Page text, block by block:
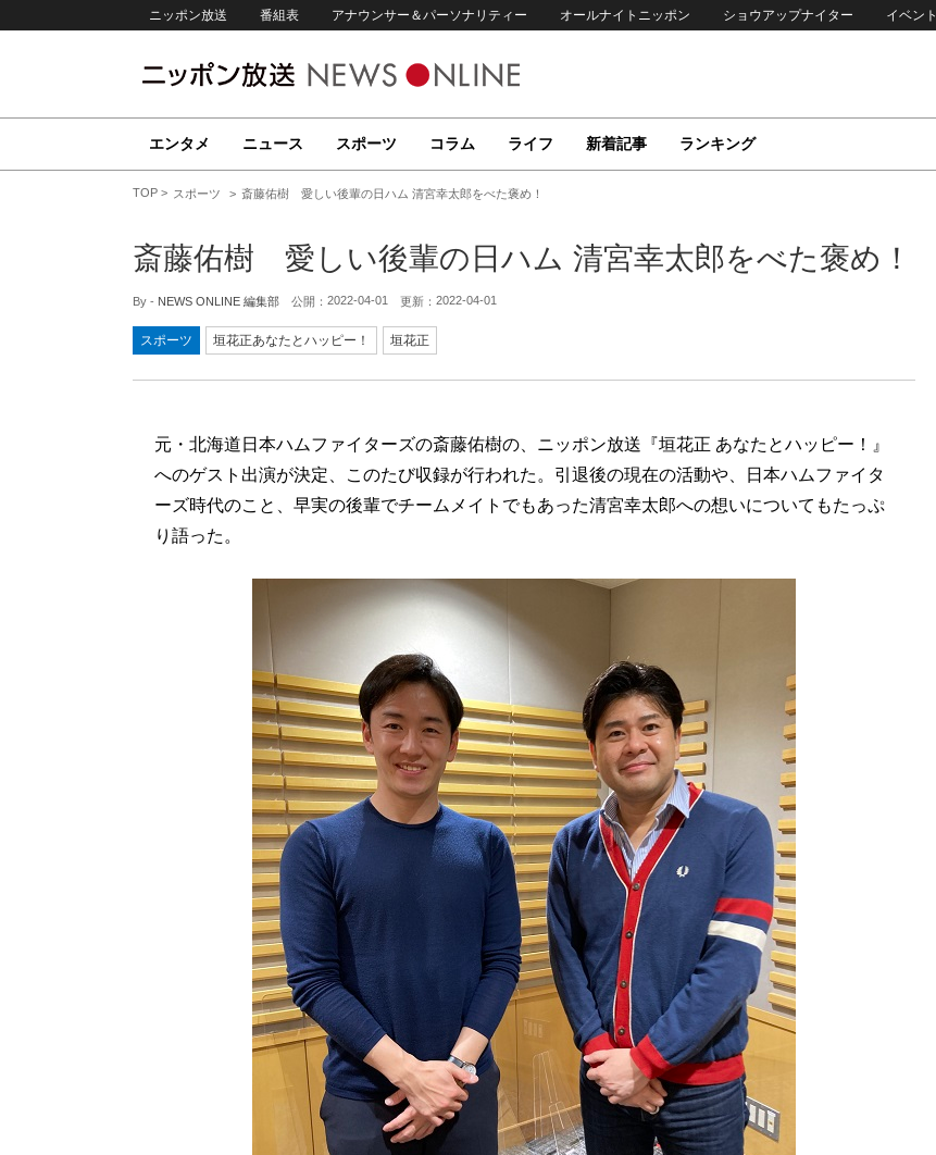
ニッポン放送 番組表 アナウンサー＆パーソナリティー オールナイトニッポン ショウアップナイター イベント
エンタメ ニュース スポーツ コラム ライフ 新着記事 ランキング
TOP スポーツ 斎藤佑樹 愛しい後輩の日ハム 清宮幸太郎をべた褒め！
斎藤佑樹 愛しい後輩の日ハム 清宮幸太郎をべた褒め！
By - NEWS ONLINE 編集部 公開： 2022-04-01 更新： 2022-04-01
スポーツ 垣花正あなたとハッピー！ 垣花正
元・北海道日本ハムファイターズの斎藤佑樹の、ニッポン放送『垣花正 あなたとハッピー！』
へのゲスト出演が決定、このたび収録が行われた。引退後の現在の活動や、日本ハムファイタ
ーズ時代のこと、早実の後輩でチームメイトでもあった清宮幸太郎への想いについてもたっぷ
り語った。